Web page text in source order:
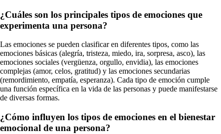
¿Cuáles son los principales tipos de emociones que
experimenta una persona?
Las emociones se pueden clasificar en diferentes tipos, como las
emociones básicas (alegría, tristeza, miedo, ira, sorpresa, asco), las
emociones sociales (vergüenza, orgullo, envidia), las emociones
complejas (amor, celos, gratitud) y las emociones secundarias
(remordimiento, empatía, esperanza). Cada tipo de emoción cumple
una función específica en la vida de las personas y puede manifestarse
de diversas formas.
¿Cómo influyen los tipos de emociones en el bienestar
emocional de una persona?